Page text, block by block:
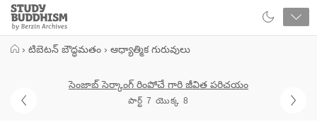
Close
Study
Buddhism
› టిబెటన్ బౌద్ధమతం › ఆధ్యాత్మిక గురువులు
సెంజాబ్ సెర్కాంగ్ రింపోచే గారి జీవిత పరిచయం
పార్ట్ 7 యొక్క 8